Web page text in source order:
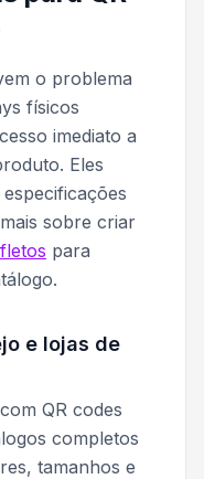
o problema
físicos
imediato a
Eles
sobre criar
para
e lojas de
QR codes
completos
tamanhos e